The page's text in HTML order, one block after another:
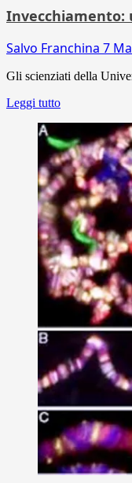
Invecchiamento:
Salvo Franchina 7
Gli scienziati della
Leggi tutto